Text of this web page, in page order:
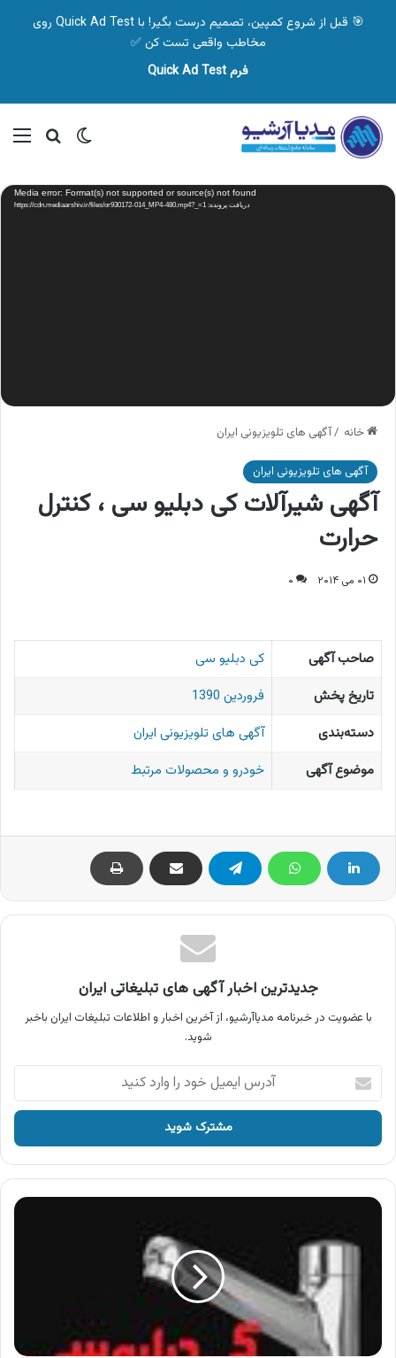
🎯 قبل از شروع کمپین، تصمیم درست بگیر! با Quick Ad Test روی
مخاطب واقعی تست کن ✅
فرم Quick Ad Test
تغییر پوسته
نمایشگر
ویدیو Media error: Format(s) not supported or source(s) not found
دریافت پرونده: https://cdn.mediaarshiv.ir/files/or930172-014_MP4-480.mp4?_=1
خانه /آگهی های تلویزیونی ایران
آگهی های تلویزیونی ایران
آگهی شیرآلات کی دبلیو سی ، کنترل
حرارت
۰۱ می ۲۰۱۴ ۰
صاحب آگهی
کی دبلیو سی
تاریخ پخش
فروردین 1390
دسته‌بندی
آگهی های تلویزیونی ایران
موضوع آگهی
خودرو و محصولات مرتبط
جدیدترین اخبار آگهی های تبلیغاتی ایران
با عضویت در خبرنامه مدیاآرشیو، از آخرین اخبار و اطلاعات تبلیغات ایران باخبر
شوید.
آدرس
ایمیل
خود
وارد
کنید
آگهی